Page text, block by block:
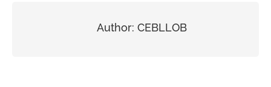
Author: CEBLLOB